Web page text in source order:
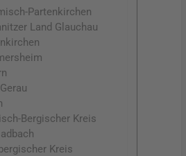
Partenkirchen
Land Glauchau
Bergischer Kreis
Kreis